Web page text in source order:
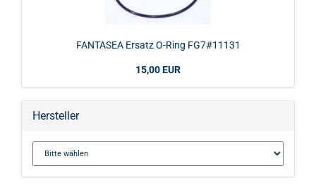
FANTASEA Ersatz O-Ring FG7#11131
15,00 EUR
Hersteller